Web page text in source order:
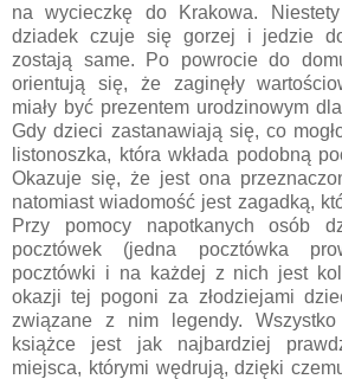
na wycieczkę do Krakowa.
dziadek czuje się gorzej i jedzie
zostają same. Po powrocie do
orientują się, że zaginęły
miały być prezentem urodzinowym
Gdy dzieci zastanawiają się, co
listonoszka, która wkłada podobną
Okazuje się, że jest ona
natomiast wiadomość jest zagadką,
Przy pomocy napotkanych osób
pocztówek (jedna pocztówka
pocztówki i na każdej z nich jest
okazji tej pogoni za złodziejami
związane z nim legendy.
książce jest jak najbardziej
miejsca, którymi wędrują, dzięki